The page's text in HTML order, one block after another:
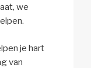
we
je hart
van